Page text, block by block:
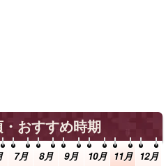
・おすすめ時期
7月 8月 9月 10月 11月 12月